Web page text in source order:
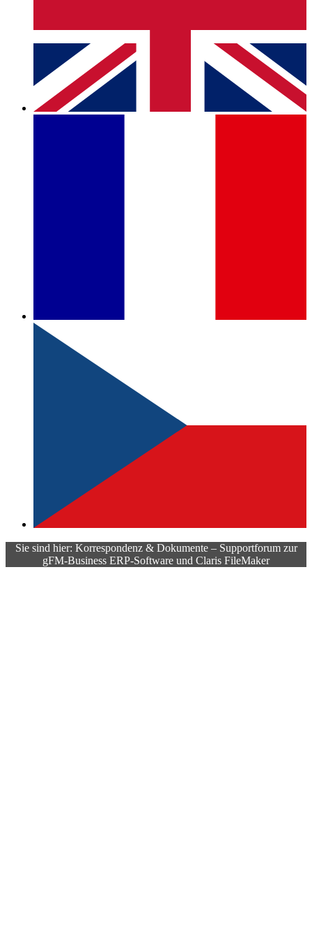
Sie sind hier: Korrespondenz & Dokumente – Supportforum zur
gFM-Business ERP-Software und Claris FileMaker